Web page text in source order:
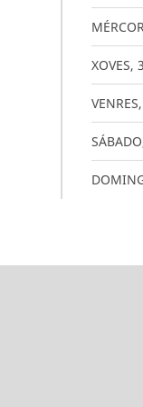
XOVES, 3
VENRES,
SÁBADO